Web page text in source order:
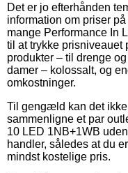
Det er jo efterhånden
information om priser
mange Performance In
til at trykke prisniveauet
produkter – til drenge
damer – kolossalt, og
omkostninger.
Til gengæld kan det
sammenligne et par
10 LED 1NB+1WB
handler, således at du
mindst kostelige pris.